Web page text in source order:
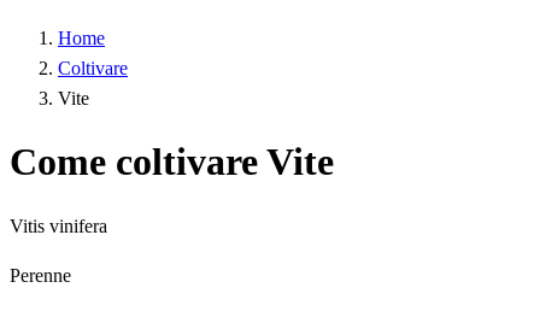
Home
Coltivare
Vite
Come coltivare Vite
Vitis vinifera
Perenne